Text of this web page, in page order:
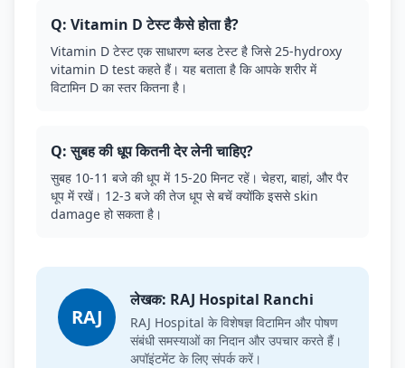
Q: Vitamin D टेस्ट कैसे होता है?
Vitamin D टेस्ट एक साधारण ब्लड टेस्ट है जिसे 25-hydroxy
vitamin D test कहते हैं। यह बताता है कि आपके शरीर में
विटामिन D का स्तर कितना है।
Q: सुबह की धूप कितनी देर लेनी चाहिए?
सुबह 10-11 बजे की धूप में 15-20 मिनट रहें। चेहरा, बाहां, और पैर
धूप में रखें। 12-3 बजे की तेज धूप से बचें क्योंकि इससे skin
damage हो सकता है।
RAJ
लेखक: RAJ Hospital Ranchi
RAJ Hospital के विशेषज्ञ विटामिन और पोषण
संबंधी समस्याओं का निदान और उपचार करते हैं।
अपॉइंटमेंट के लिए संपर्क करें।